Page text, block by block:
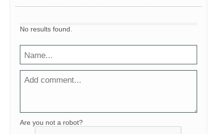
No results found.
Are you not a robot?